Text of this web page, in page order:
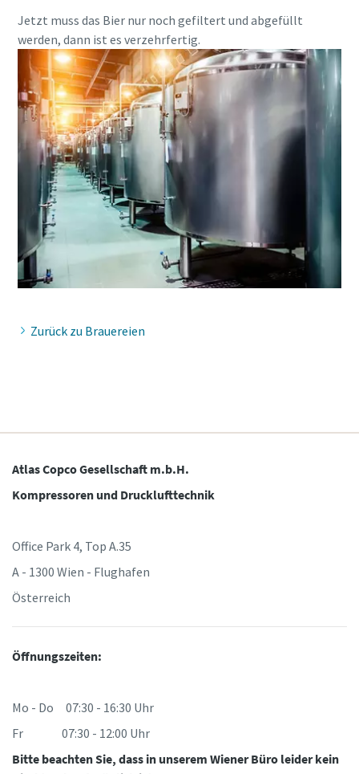
und effizienteren Produktion
CO2-Reduzierung für eine umweltfreundliche Produktion
Erfahren Sie mehr
Jetzt muss das Bier nur noch gefiltert und abgefüllt
werden, dann ist es verzehrfertig.
Zurück zu Brauereien
Atlas Copco Gesellschaft m.b.H.
Kompressoren und Drucklufttechnik
Office Park 4, Top A.35
A - 1300 Wien - Flughafen
Österreich
Öffnungszeiten:
Mo - Do 07:30 - 16:30 Uhr
Fr 07:30 - 12:00 Uhr
Bitte beachten Sie, dass in unserem Wiener Büro leider kein
Weitere Informationen
Firma
Land
Postleitzahl
Anforderungstyp
Beliebige Frage oder Anforderung
kontaktieren. Weitere
Informationen finden Sie in
unserer Datenschutzrichtlinie.